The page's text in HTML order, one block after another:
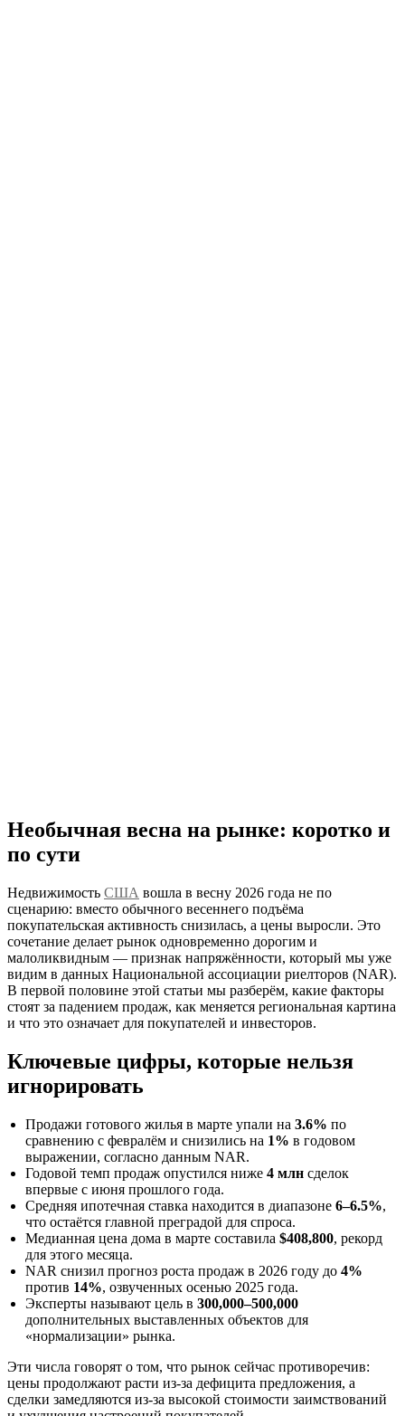
Необычная весна на рынке: коротко и
по сути
Недвижимость США вошла в весну 2026 года не по
сценарию: вместо обычного весеннего подъёма
покупательская активность снизилась, а цены выросли. Это
сочетание делает рынок одновременно дорогим и
малоликвидным — признак напряжённости, который мы уже
видим в данных Национальной ассоциации риелторов (NAR).
В первой половине этой статьи мы разберём, какие факторы
стоят за падением продаж, как меняется региональная картина
и что это означает для покупателей и инвесторов.
Ключевые цифры, которые нельзя
игнорировать
Продажи готового жилья в марте упали на 3.6% по
сравнению с февралём и снизились на 1% в годовом
выражении, согласно данным NAR.
Годовой темп продаж опустился ниже 4 млн сделок
впервые с июня прошлого года.
Средняя ипотечная ставка находится в диапазоне 6–6.5%,
что остаётся главной преградой для спроса.
Медианная цена дома в марте составила $408,800, рекорд
для этого месяца.
NAR снизил прогноз роста продаж в 2026 году до 4%
против 14%, озвученных осенью 2025 года.
Эксперты называют цель в 300,000–500,000
дополнительных выставленных объектов для
«нормализации» рынка.
Эти числа говорят о том, что рынок сейчас противоречив:
цены продолжают расти из-за дефицита предложения, а
сделки замедляются из‑за высокой стоимости заимствований